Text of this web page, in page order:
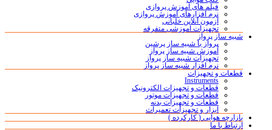
فیلم های آموزش پروازی
نرم افزارهای آموزش پروازی
آزمون آنلاین خلبانی
تجهیزات آموزشی متفرقه
شبیه ساز پرواز
پرواز با شبیه ساز پرشین
آموزش شبیه ساز پرواز
تجهیزات شبیه ساز پرواز
نرم افزار شبیه ساز پرواز
قطعات و تجهیزات
Instruments
قطعات و تجهیزات الکترونیک
قطعات و تجهیزات موتور
قطعات و تجهیزات بدنه
ابزار و تجهیزات تعمیرات
بازارچه هوایی ( کارکرده )
ارتباط با ما